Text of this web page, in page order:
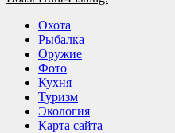
Охота
Рыбалка
Оружие
Фото
Кухня
Туризм
Экология
Карта сайта